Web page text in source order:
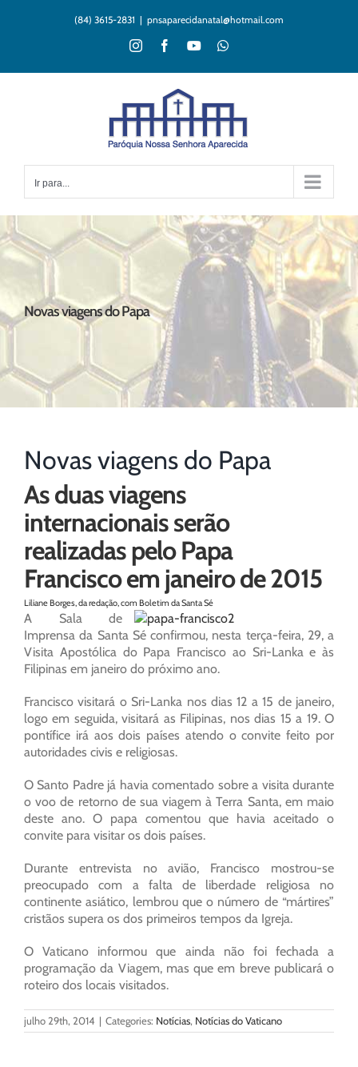
(84) 3615-2831 | pnsaparecidanatal@hotmail.com
InstagramFacebookYouTubeWhatsApp
Ir para...
Novas viagens do Papa
Novas viagens do Papa
As duas viagens
internacionais serão
realizadas pelo Papa
Francisco em janeiro de 2015
Liliane Borges, da redação, com Boletim da Santa Sé
A Sala de
Imprensa da Santa Sé confirmou, nesta terça-feira, 29, a
Visita Apostólica do Papa Francisco ao Sri-Lanka e às
Filipinas em janeiro do próximo ano.
Francisco visitará o Sri-Lanka nos dias 12 a 15 de janeiro,
logo em seguida, visitará as Filipinas, nos dias 15 a 19. O
pontífice irá aos dois países atendo o convite feito por
autoridades civis e religiosas.
O Santo Padre já havia comentado sobre a visita durante
o voo de retorno de sua viagem à Terra Santa, em maio
deste ano. O papa comentou que havia aceitado o
convite para visitar os dois países.
Durante entrevista no avião, Francisco mostrou-se
preocupado com a falta de liberdade religiosa no
continente asiático, lembrou que o número de “mártires”
cristãos supera os dos primeiros tempos da Igreja.
O Vaticano informou que ainda não foi fechada a
programação da Viagem, mas que em breve publicará o
roteiro dos locais visitados.
julho 29th, 2014 | Categories: Notícias, Notícias do Vaticano